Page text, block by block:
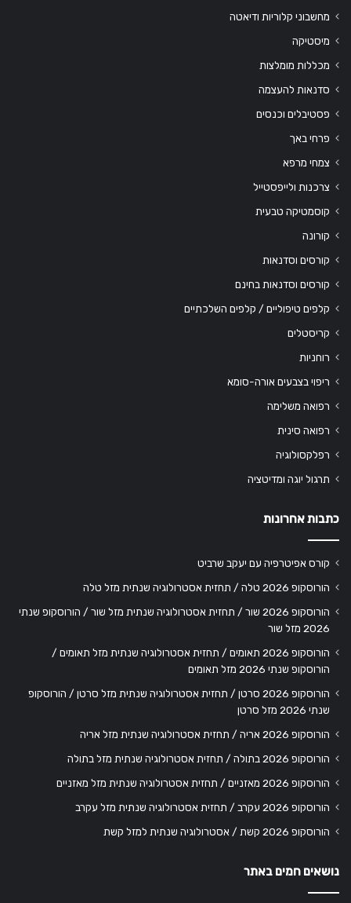
מחשבוני קלוריות ודיאטה
מיסטיקה
מכללות מומלצות
סדנאות להעצמה
פסטיבלים וכנסים
פרחי באך
צמחי מרפא
צרכנות ולייפסטייל
קוסמטיקה טבעית
קורונה
קורסים וסדנאות
קורסים וסדנאות בחינם
קלפים טיפוליים / קלפים השלכתיים
קריסטלים
רוחניות
ריפוי בצבעים אורה-סומא
רפואה משלימה
רפואה סינית
רפלקסולוגיה
תרגול יוגה ומדיטציה
כתבות אחרונות
קורס אפיטרפיה עם יעקב שרביט
הורוסקופ 2026 טלה / תחזית אסטרולוגיה שנתית מזל טלה
הורוסקופ 2026 שור / תחזית אסטרולוגיה שנתית מזל שור / הורוסקופ שנתי
2026 מזל שור
הורוסקופ 2026 תאומים / תחזית אסטרולוגיה שנתית מזל תאומים /
הורוסקופ שנתי 2026 מזל תאומים
הורוסקופ 2026 סרטן / תחזית אסטרולוגיה שנתית מזל סרטן / הורוסקופ
שנתי 2026 מזל סרטן
הורוסקופ 2026 אריה / תחזית אסטרולוגיה שנתית מזל אריה
הורוסקופ 2026 בתולה / תחזית אסטרולוגיה שנתית מזל בתולה
הורוסקופ 2026 מאזניים / תחזית אסטרולוגיה שנתית מזל מאזניים
הורוסקופ 2026 עקרב / תחזית אסטרולוגיה שנתית מזל עקרב
הורוסקופ 2026 קשת / אסטרולוגיה שנתית למזל קשת
נושאים חמים באתר